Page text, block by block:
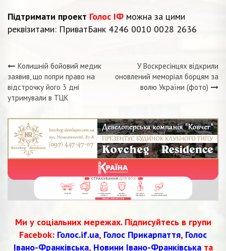
Підтримати проект Голос ІФ можна за цими
реквізитами: ПриватБанк 4246 0010 0028 2636
Навігація
записів
Колишній бойовий медик
заявив, що попри право на
відстрочку його 3 дні
утримували в ТЦК
У Воскресінцях відкрили
оновлений меморіал борцям за
волю України (фото)
Ми у соціальних мережах. Підписуйтесь в групи
Facebok: Голос.if.ua, Голос Прикарпаття, Голос
Івано-Франківська, Новини Івано-Франківськата